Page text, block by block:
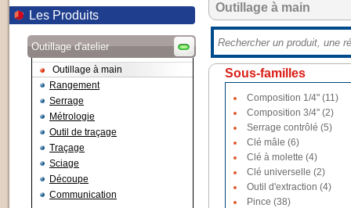
Les Produits
Outillage d'atelier
Outillage à main
Rangement
Serrage
Métrologie
Outil de traçage
Traçage
Sciage
Découpe
Communication
Outillage à main
Sous-familles
Composition 1/4" (11)
Composition 3/4" (2)
Serrage contrôlé (5)
Clé mâle (6)
Clé à molette (4)
Clé universelle (2)
Outil d'extraction (4)
Pince (38)